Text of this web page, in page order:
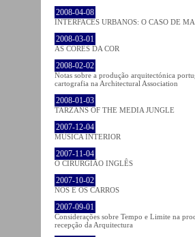
2008-04-08
INTERFACES URBANOS: O CASO DE
2008-03-01
AS CORES DA COR
2008-02-02
Notas sobre a produção arquitectónica
cartografia na Architectural Association
2008-01-03
TARZANS OF THE MEDIA JUNGLE
2007-12-04
MÚSICA INTERIOR
2007-11-04
O CIRURGIÃO INGLÊS
2007-10-02
NÓS E OS CARROS
2007-09-01
Considerações sobre Tempo e Limite na
recepção da Arquitectura